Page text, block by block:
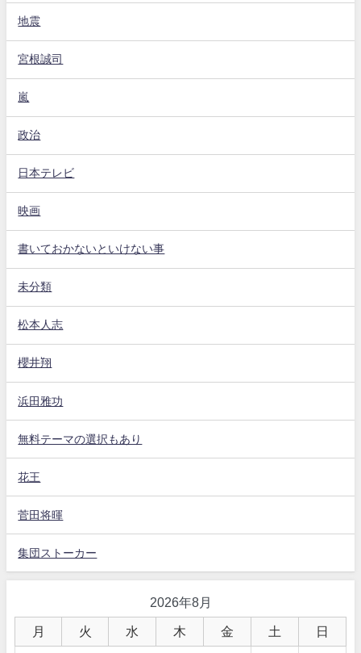
地震
宮根誠司
嵐
政治
日本テレビ
映画
書いておかないといけない事
未分類
松本人志
櫻井翔
浜田雅功
無料テーマの選択もあり
花王
菅田将暉
集団ストーカー
2026年8月
月 火 水 木 金 土 日